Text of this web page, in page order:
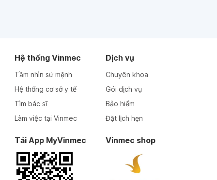
Hệ thống Vinmec
Tầm nhìn sứ mệnh
Hệ thống cơ sở y tế
Tìm bác sĩ
Làm việc tại Vinmec
Dịch vụ
Chuyên khoa
Gói dịch vụ
Bảo hiểm
Đặt lịch hẹn
Tải App MyVinmec Vinmec shop